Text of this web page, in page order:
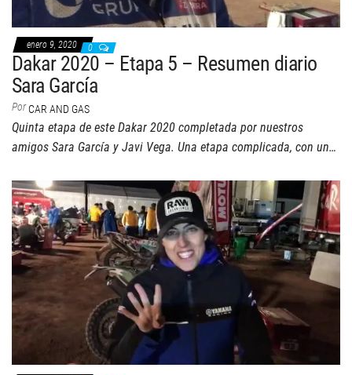
enero 9, 2020 0
Dakar 2020 – Etapa 5 – Resumen diario
Sara García
Por CAR AND GAS
Quinta etapa de este Dakar 2020 completada por nuestros
amigos Sara García y Javi Vega. Una etapa complicada, con un…